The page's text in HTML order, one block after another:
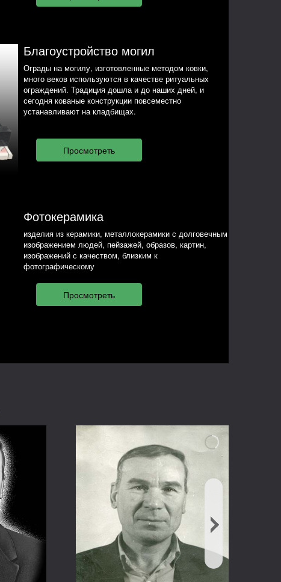
Благоустройство могил
Ограды на могилу, изготовленные методом ковки,
много веков используются в качестве ритуальных
ограждений. Традиция дошла и до наших дней, и
сегодня кованые конструкции повсеместно
устанавливают на кладбищах.
Фотокерамика
изделия из керамики, металлокерамики с долговечным
изображением людей, пейзажей, образов, картин,
изображений с качеством, близким к
фотографическому